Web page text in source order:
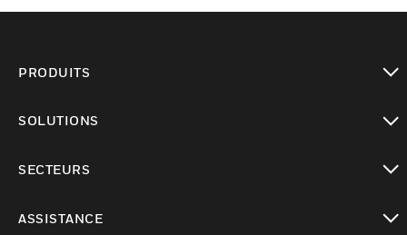
PRODUITS
SOLUTIONS
SECTEURS
ASSISTANCE